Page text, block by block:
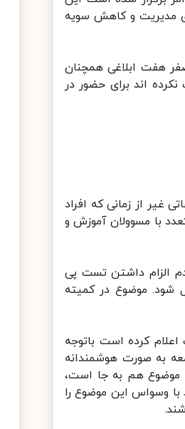
مدیریت و کاهش سویه
هفت ابلاغی همچنان
اند برای حضور در
از زمانی که افراد
با مسوولان آموزش و
الزام داشتن تست پی
شود. موضوع در کمیته
کرده است باتوجه
به صورت هوشمندانه
هم به جا است،
وسواس این موضوع را